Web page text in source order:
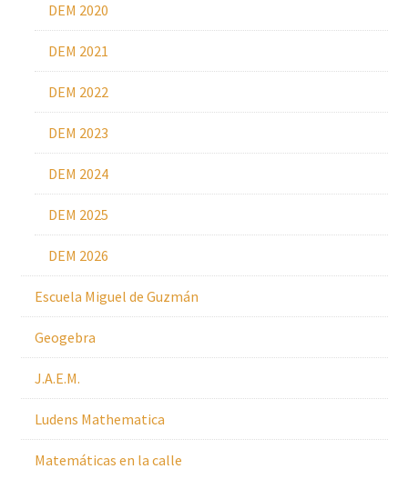
DEM 2020
DEM 2021
DEM 2022
DEM 2023
DEM 2024
DEM 2025
DEM 2026
Escuela Miguel de Guzmán
Geogebra
J.A.E.M.
Ludens Mathematica
Matemáticas en la calle